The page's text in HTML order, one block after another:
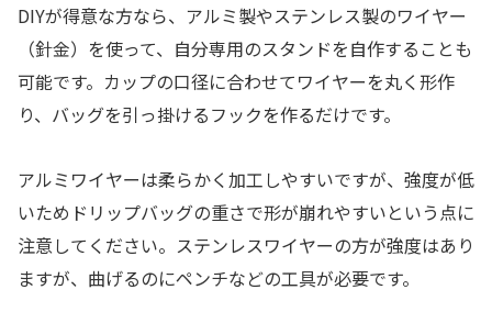
DIYが得意な方なら、アルミ製やステンレス製のワイヤー
（針金）を使って、自分専用のスタンドを自作することも
可能です。カップの口径に合わせてワイヤーを丸く形作
り、バッグを引っ掛けるフックを作るだけです。
アルミワイヤーは柔らかく加工しやすいですが、強度が低
いためドリップバッグの重さで形が崩れやすいという点に
注意してください。ステンレスワイヤーの方が強度はあり
ますが、曲げるのにペンチなどの工具が必要です。